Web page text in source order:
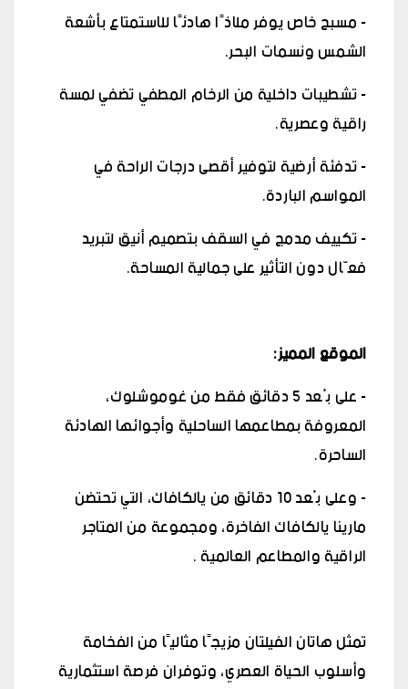
- مسبح خاص يوفر ملاذًا هادئًا للاستمتاع بأشعة
الشمس ونسمات البحر.
- تشطيبات داخلية من الرخام المطفي تضفي لمسة
راقية وعصرية.
- تدفئة أرضية لتوفير أقصى درجات الراحة في
المواسم الباردة.
- تكييف مدمج في السقف بتصميم أنيق لتبريد
فعّال دون التأثير على جمالية المساحة.
الموقع المميز:
- على بُعد 5 دقائق فقط من غوموشلوك،
المعروفة بمطاعمها الساحلية وأجوائها الهادئة
الساحرة.
- وعلى بُعد 10 دقائق من يالكافاك، التي تحتضن
مارينا يالكافاك الفاخرة، ومجموعة من المتاجر
الراقية والمطاعم العالمية .
تمثل هاتان الفيلتان مزيجًا مثاليًا من الفخامة
وأسلوب الحياة العصري، وتوفران فرصة استثمارية